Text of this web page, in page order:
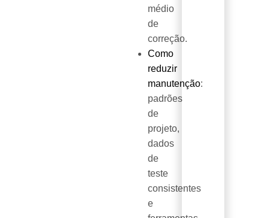
médio
de
correção.
Como
reduzir
manutenção:
padrões
de
projeto,
dados
de
teste
consistentes
e